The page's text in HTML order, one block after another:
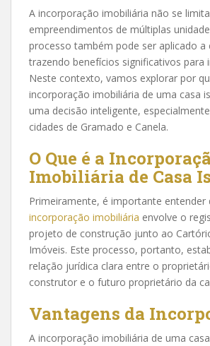
A incorporação imobiliária não se
empreendimentos de múltiplas
processo também pode ser aplicado a
trazendo benefícios significativos para
Neste contexto, vamos explorar por
incorporação imobiliária de uma casa
uma decisão inteligente,
cidades de Gramado e Canela.
O Que é a
Imobiliária de Casa
Primeiramente, é importante entender
incorporação imobiliária envolve o
projeto de construção junto ao
Imóveis. Este processo, portanto,
relação jurídica clara entre o
construtor e o futuro proprietário da
Vantagens da
A incorporação imobiliária de uma